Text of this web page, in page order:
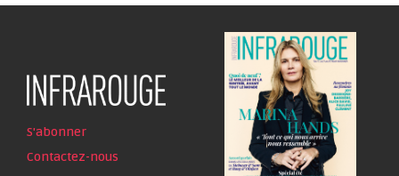
S'abonner
Contactez-nous